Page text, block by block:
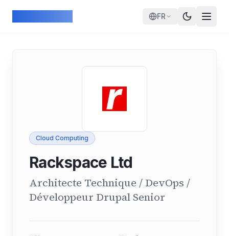
FR
Cloud Computing
Rackspace Ltd
Architecte Technique / DevOps /
Développeur Drupal Senior